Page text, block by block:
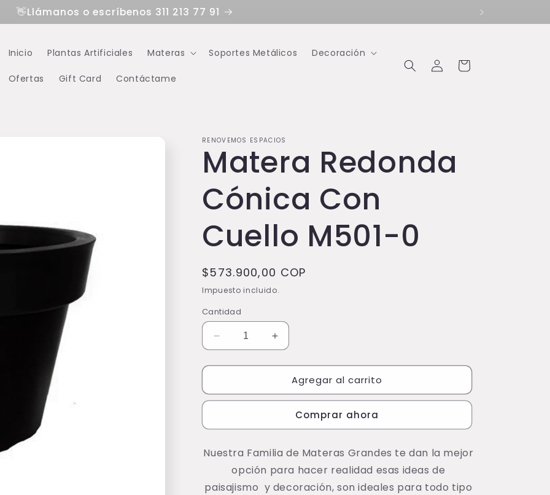
👋Llámanos o escríbenos 311 213 77 91
Inicio Plantas Artificiales Materas Soportes Metálicos Decoración
Ofertas Gift Card Contáctame
Iniciar
sesión
Carrito
RENOVEMOS ESPACIOS
Matera Redonda
Cónica Con
Cuello M501-0
Precio
habitual
$573.900,00 COP
Impuesto incluido.
Cantidad
Reducir
cantidad
para
Redonda
Cuello
0
Aumentar
cantidad
para
Matera
Redonda
Cuello
0
Agregar al carrito
Comprar ahora
Nuestra Familia de Materas Grandes te dan la mejor
opción para hacer realidad esas ideas de
paisajismo y decoración, son ideales para todo tipo